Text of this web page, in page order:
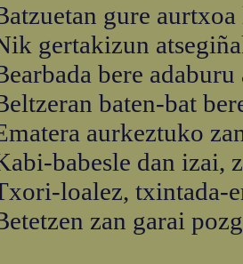
gure
gertakizun
bere adaburu
baten-bat
aurkeztuko
babesle dan izai,
loalez, txintada-
zan garai